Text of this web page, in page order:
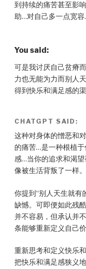
到持续的痛苦甚至影
助…对自己多一点宽容
You said:
可是我讨厌自己贫瘠
力也无能为力而别人
得到快乐和满足感的
CHATGPT SAID:
这种对身体的憎恶和
的痛苦…是一种根植
感…当你的追求和渴
像被生活背叛了一样。
你提到“别人天生就有
缺憾。可即便如此残
并不容易，但承认并
条能够重新定义自己价
重新思考和定义快乐
把快乐和满足感狭义